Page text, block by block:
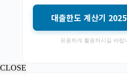
대출한도 계산기
유용하게 활용하시길 바
CLOSE